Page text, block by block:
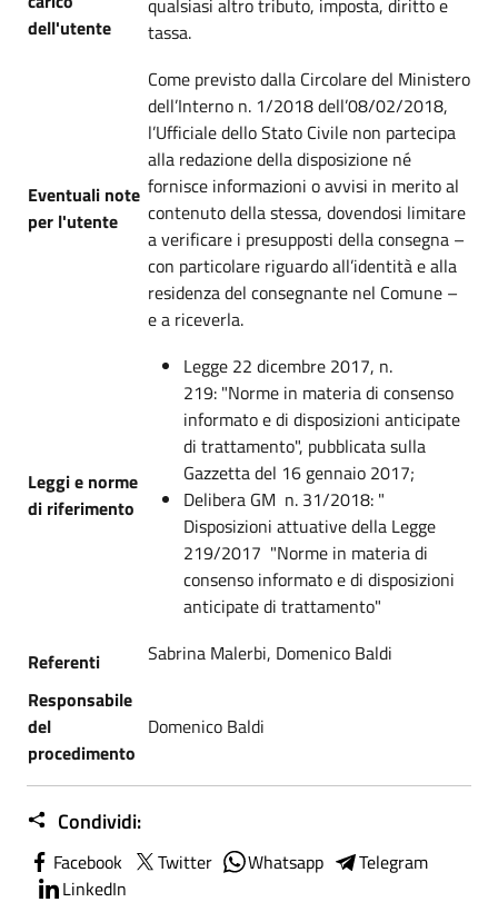
dell'utente
tassa.
Eventuali note
per l'utente
Come previsto dalla Circolare del Ministero
dell’Interno n. 1/2018 dell’08/02/2018,
l’Ufficiale dello Stato Civile non partecipa
alla redazione della disposizione né
fornisce informazioni o avvisi in merito al
contenuto della stessa, dovendosi limitare
a verificare i presupposti della consegna –
con particolare riguardo all’identità e alla
residenza del consegnante nel Comune –
e a riceverla.
Leggi e norme
di riferimento
Legge 22 dicembre 2017, n.
219: "Norme in materia di consenso
informato e di disposizioni anticipate
di trattamento", pubblicata sulla
Gazzetta del 16 gennaio 2017;
Delibera GM n. 31/2018: "
Disposizioni attuative della Legge
219/2017 "Norme in materia di
consenso informato e di disposizioni
anticipate di trattamento"
Referenti
Sabrina Malerbi, Domenico Baldi
Responsabile
del
procedimento
Domenico Baldi
Condividi:
Facebook Twitter Whatsapp
Telegram
LinkedIn